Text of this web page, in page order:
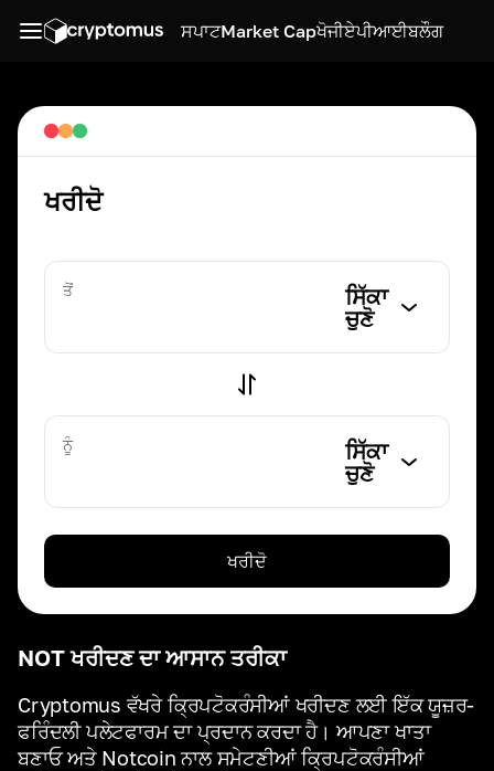
ਸਪਾਟMarket Capਖੋਜੀਏਪੀਆਈਬਲੌਗ
NOT ਖਰੀਦਣ ਦਾ ਆਸਾਨ ਤਰੀਕਾ
Cryptomus ਵੱਖਰੇ ਕ੍ਰਿਪਟੋਕਰੰਸੀਆਂ ਖਰੀਦਣ ਲਈ ਇੱਕ ਯੂਜ਼ਰ-
ਫਰਿੰਦਲੀ ਪਲੇਟਫਾਰਮ ਦਾ ਪ੍ਰਦਾਨ ਕਰਦਾ ਹੈ। ਆਪਣਾ ਖਾਤਾ
ਬਣਾਓ ਅਤੇ Notcoin ਨਾਲ ਸਮੇਟਣੀਆਂ ਕ੍ਰਿਪਟੋਕਰੰਸੀਆਂ
ਖਰੀਦੋ
ਤੋਂ
ਸਿੱਕਾ
ਚੁਣੋ
ਨੂੰ
ਸਿੱਕਾ
ਚੁਣੋ
ਖਰੀਦੋ